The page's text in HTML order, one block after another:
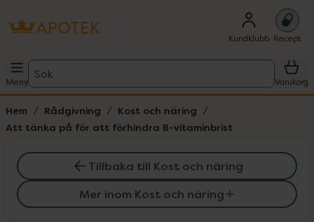
Kundklubb Recept
Meny
Sök
Varukorg
Hem Rådgivning
Kost och näring
Att tänka på för att förhindra B-vitaminbrist
Tillbaka till Kost och näring
Mer inom Kost och näring